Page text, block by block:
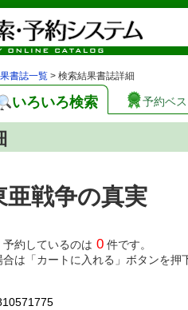
書誌一覧 > 検索結果書誌詳細
いろいろ検索 予約ベ
亜戦争の真実
約しているのは 0 件です。
は「カートに入れる」ボタンを押